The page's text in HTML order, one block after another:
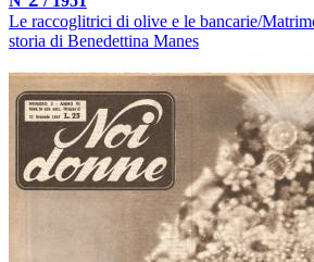
Le raccoglitrici di olive e le bancarie/
storia di Benedettina Manes